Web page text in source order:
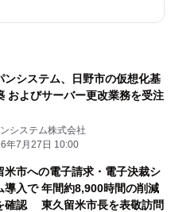
ンシステム、日野市の仮想化基
およびサーバー更改業務を受注
システム株式会社
年7月27日 10:00
米市への電子請求・電子決裁シ
導入で 年間約8,900時間の削減
確認 東久留米市長を表敬訪問